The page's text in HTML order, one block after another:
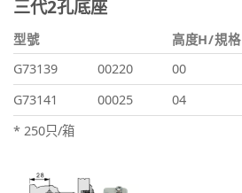
三代2孔底座
型號 高度H/規格
G73139
00220 00
G73141
00025 04
* 250只/箱